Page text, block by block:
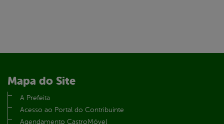
Mapa do Site
A Prefeita
Acesso ao Portal do Contribuinte
Agendamento CastroMóvel